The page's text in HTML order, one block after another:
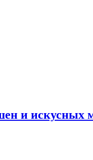
и искусных